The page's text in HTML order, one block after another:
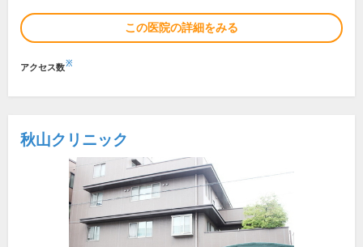
この医院の詳細をみる
アクセス数※
秋山クリニック